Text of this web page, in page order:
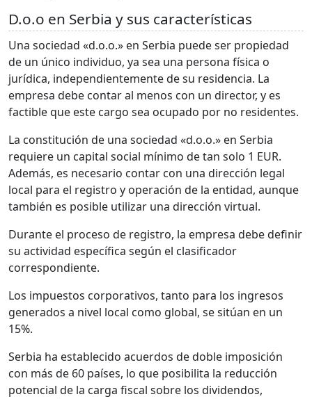
D.o.o en Serbia y sus características
Una sociedad «d.o.o.» en Serbia puede ser propiedad
de un único individuo, ya sea una persona física o
jurídica, independientemente de su residencia. La
empresa debe contar al menos con un director, y es
factible que este cargo sea ocupado por no residentes.
La constitución de una sociedad «d.o.o.» en Serbia
requiere un capital social mínimo de tan solo 1 EUR.
Además, es necesario contar con una dirección legal
local para el registro y operación de la entidad, aunque
también es posible utilizar una dirección virtual.
Durante el proceso de registro, la empresa debe definir
su actividad específica según el clasificador
correspondiente.
Los impuestos corporativos, tanto para los ingresos
generados a nivel local como global, se sitúan en un
15%.
Serbia ha establecido acuerdos de doble imposición
con más de 60 países, lo que posibilita la reducción
potencial de la carga fiscal sobre los dividendos,